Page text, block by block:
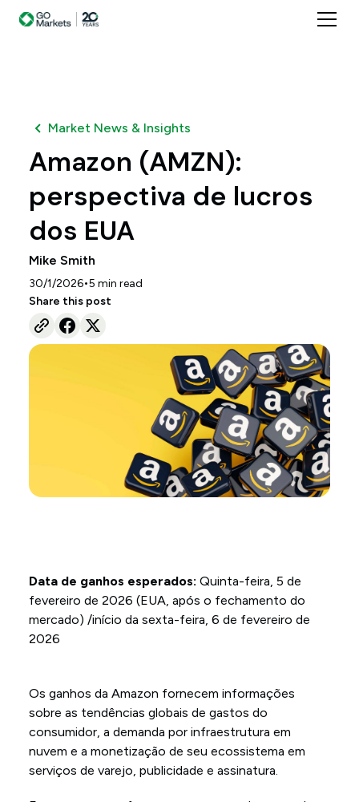
Market News & Insights
Amazon (AMZN):
perspectiva de lucros
dos EUA
Mike Smith
30/1/2026•5 min read
Share this post
Data de ganhos esperados: Quinta-feira, 5 de
fevereiro de 2026 (EUA, após o fechamento do
mercado) /início da sexta-feira, 6 de fevereiro de
2026
Os ganhos da Amazon fornecem informações
sobre as tendências globais de gastos do
consumidor, a demanda por infraestrutura em
nuvem e a monetização de seu ecossistema em
serviços de varejo, publicidade e assinatura.